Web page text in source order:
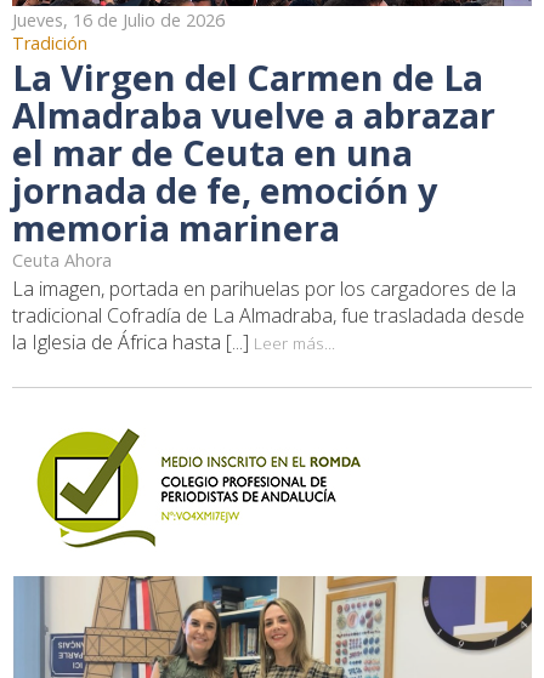
Jueves, 16 de Julio de 2026
Tradición
La Virgen del Carmen de La
Almadraba vuelve a abrazar
el mar de Ceuta en una
jornada de fe, emoción y
memoria marinera
Ceuta Ahora
La imagen, portada en parihuelas por los cargadores de la
tradicional Cofradía de La Almadraba, fue trasladada desde
la Iglesia de África hasta [...] Leer más...